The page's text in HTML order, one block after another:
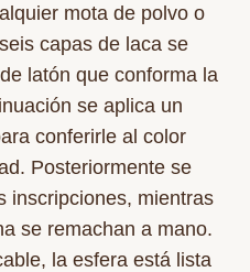
mota de polvo o
capas de laca se
latón que conforma la
se aplica un
conferirle al color
Posteriormente se
inscripciones, mientras
se remachan a mano.
la esfera está lista